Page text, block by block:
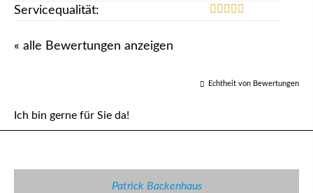
Servicequalität:
« alle Bewertungen anzeigen
Echtheit von Bewertungen
Ich bin gerne für Sie da!
Patrick Backenhaus